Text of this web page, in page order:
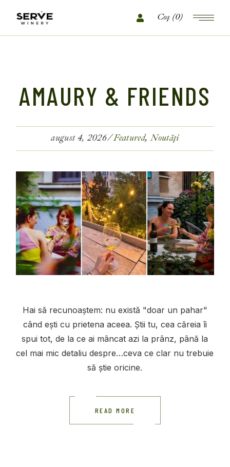
(0)
AMAURY & FRIENDS
august 4, 2026 Featured Noutăți
Hai să recunoaștem: nu există "doar un pahar"
când ești cu prietena aceea. Știi tu, cea căreia îi
spui tot, de la ce ai mâncat azi la prânz, până la
cel mai mic detaliu despre…ceva ce clar nu trebuie
să știe oricine.
READ MORE